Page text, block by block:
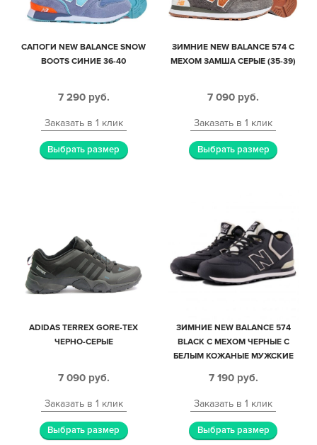
САПОГИ NEW BALANCE SNOW
BOOTS СИНИЕ 36-40
7 290 руб.
Заказать в 1 клик
Выбрать размер
ЗИМНИЕ NEW BALANCE 574 С
МЕХОМ ЗАМША СЕРЫЕ (35-39)
7 090 руб.
Заказать в 1 клик
Выбрать размер
ADIDAS TERREX GORE-TEX
ЧЕРНО-СЕРЫЕ
7 090 руб.
Заказать в 1 клик
Выбрать размер
ЗИМНИЕ NEW BALANCE 574
BLACK С МЕХОМ ЧЕРНЫЕ С
БЕЛЫМ КОЖАНЫЕ МУЖСКИЕ
7 190 руб.
Заказать в 1 клик
Выбрать размер